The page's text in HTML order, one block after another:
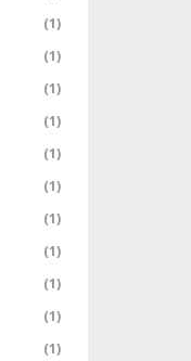
(1)
(1)
(1)
(1)
(1)
(1)
(1)
(1)
(1)
(1)
(1)